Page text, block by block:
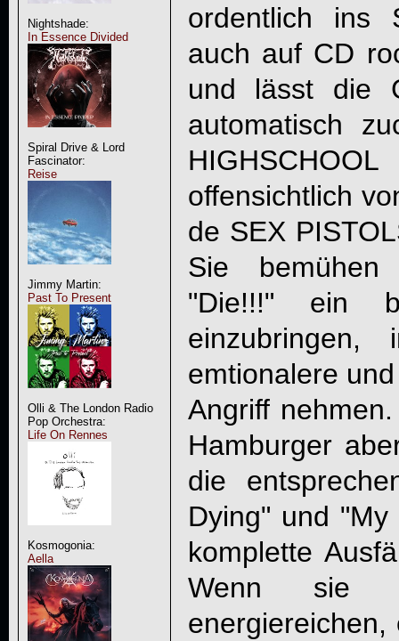
Nightshade:
In Essence Divided
Spiral Drive & Lord
Fascinator:
Reise
Jimmy Martin:
Past To Present
Olli & The London Radio
Pop Orchestra:
Life On Rennes
Kosmogonia:
Aella
ordentlich ins
auch auf CD
und lässt die
automatisch
offensichtlich
de SEX
Sie
"Die!!!" ein
emtionalere
Angriff
Hamburger
die
Dying" und
komplette
Wenn sie
energiereichen,